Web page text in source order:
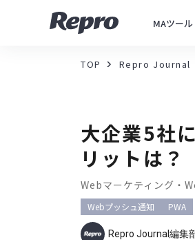
MAツール
TOP Repro Journal
大企業5社
リットは？
Webマーケティング・
Webプッシュ通知 PWA
Repro Journal編集